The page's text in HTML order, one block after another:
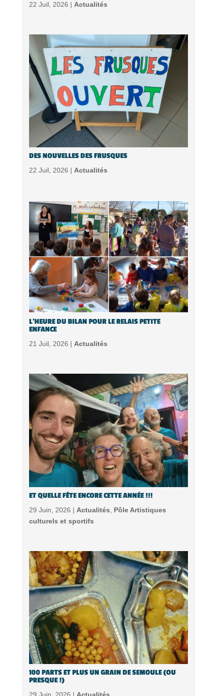
22 Juil, 2026 | Actualités
DES NOUVELLES DES FRUSQUES
22 Juil, 2026 | Actualités
L’HEURE DU BILAN POUR LE RELAIS PETITE
ENFANCE
21 Juil, 2026 | Actualités
ET QUELLE FÊTE ENCORE CETTE ANNÉE !!!
29 Juin, 2026 | Actualités
Pôle Artistiques
culturels et sportifs
100 PARTS ET PLUS UN GRAIN DE SEMOULE (OU
PRESQUE !)
29 Juin, 2026 | Actualités